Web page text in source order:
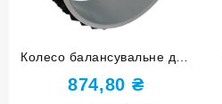
Колесо балансувальне для
йоги O2-JSJ black
874,80 ₴